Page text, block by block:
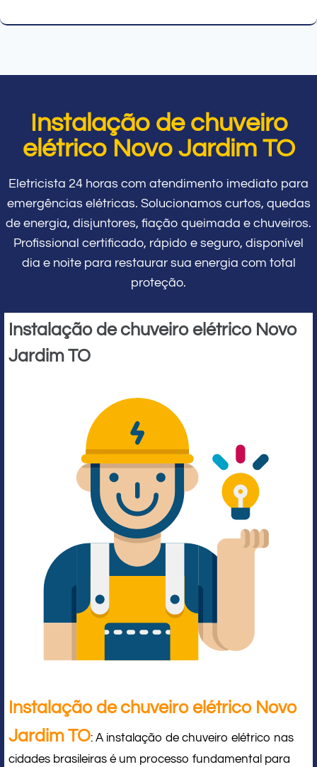
Instalação de chuveiro
elétrico Novo Jardim TO
Eletricista 24 horas com atendimento imediato para
emergências elétricas. Solucionamos curtos, quedas
de energia, disjuntores, fiação queimada e chuveiros.
Profissional certificado, rápido e seguro, disponível
dia e noite para restaurar sua energia com total
proteção.
Instalação de chuveiro elétrico Novo
Jardim TO
Instalação de chuveiro elétrico Novo
Jardim TO: A instalação de chuveiro elétrico nas
cidades brasileiras é um processo fundamental para